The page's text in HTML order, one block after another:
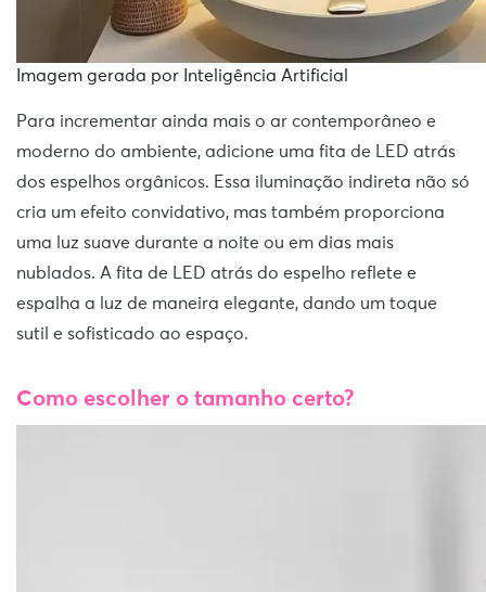
Imagem gerada por Inteligência Artificial
Para incrementar ainda mais o ar contemporâneo e
moderno do ambiente, adicione uma fita de LED atrás
dos espelhos orgânicos. Essa iluminação indireta não só
cria um efeito convidativo, mas também proporciona
uma luz suave durante a noite ou em dias mais
nublados. A fita de LED atrás do espelho reflete e
espalha a luz de maneira elegante, dando um toque
sutil e sofisticado ao espaço.
Como escolher o tamanho certo?